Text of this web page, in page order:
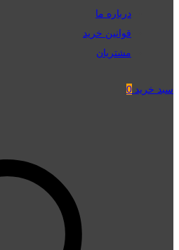
درباره ما
قوانین خرید
مشتریان
سبد خرید 0